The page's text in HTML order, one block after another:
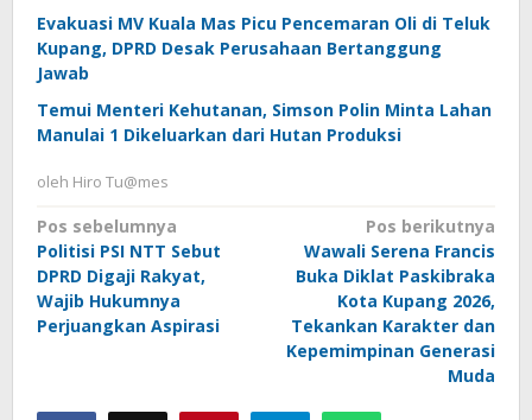
Evakuasi MV Kuala Mas Picu Pencemaran Oli di Teluk
Kupang, DPRD Desak Perusahaan Bertanggung
Jawab
Temui Menteri Kehutanan, Simson Polin Minta Lahan
Manulai 1 Dikeluarkan dari Hutan Produksi
oleh Hiro Tu@mes
Navigasi
pos
Pos sebelumnya
Politisi PSI NTT Sebut
DPRD Digaji Rakyat,
Wajib Hukumnya
Perjuangkan Aspirasi
Pos berikutnya
Wawali Serena Francis
Buka Diklat Paskibraka
Kota Kupang 2026,
Tekankan Karakter dan
Kepemimpinan Generasi
Muda